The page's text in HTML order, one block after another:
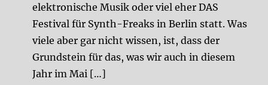
elektronische Musik oder viel eher DAS
Festival für Synth-Freaks in Berlin statt. Was
viele aber gar nicht wissen, ist, dass der
Grundstein für das, was wir auch in diesem
Jahr im Mai […]